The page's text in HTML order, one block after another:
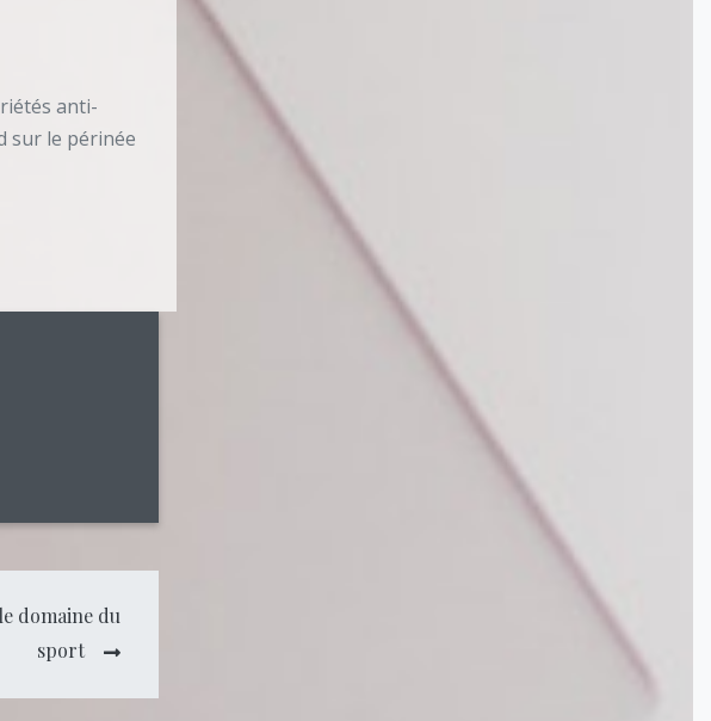
anti-
sur le périnée
domaine du
sport